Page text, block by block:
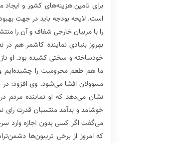
است. لایحه بودجه باید در جهت
را با مربیان خارجی شفاف و آن را
بهروز بنیادی نماینده کاشمر هم
خودساخته و سختی کشیده بود. او
ما هم طعم محرومیت را چشیده‌ایم
مسوولان افشا می‌شود. وی افزود: در
نشان می‌دهد که او نماینده مردم
خوشامد و بدآمد منتسبان قدرت رای
می‌گفت اگر کسی بدون اجازه وارد
که امروز از برخی تریبون‌ها